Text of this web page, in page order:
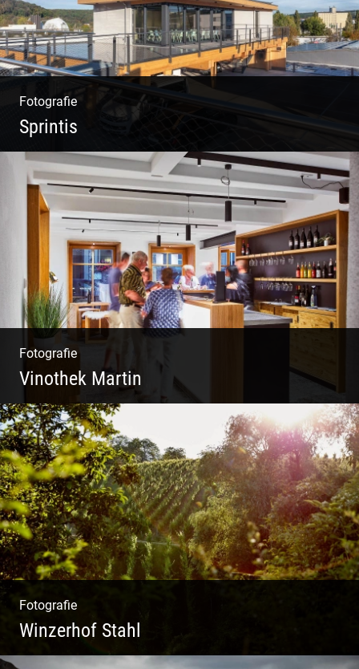
Fotografie
Sprintis
Wer will nicht dort arbeiten?
Fotografie
Vinothek Martin
Shooting Vinothek und Ferienwohnung
Fotografie
Winzerhof Stahl